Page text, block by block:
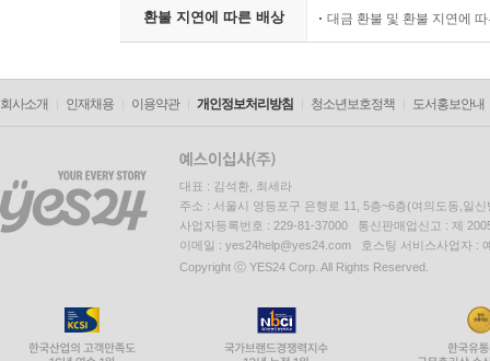
환불 지연에 따른 배상 대금 환불 및 환불 지연에
회사소개 인재채용 이용약관 개인정보처리방침 청소년보호정책 도서홍보안내
대표 : 김석환, 최세라
주소 : 서울시 영등포구 은행로 11, 5층~6층(여의도동,일신
사업자등록번호 : 229-81-37000 통신판매업신고 : 제
이메일 : yes24help@yes24.com 호스팅 서비스사업자 :
Copyright ⓒ YES24 Corp. All Rights Reserved.